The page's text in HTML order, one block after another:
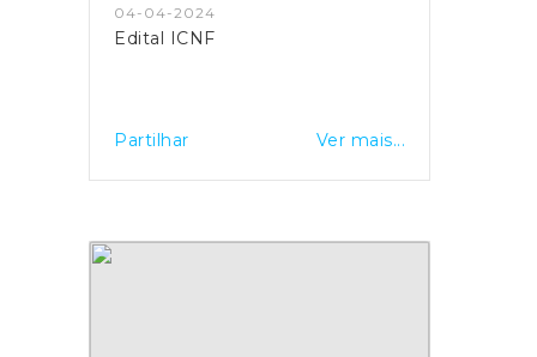
04-04-2024
Edital ICNF
Partilhar Ver mais...